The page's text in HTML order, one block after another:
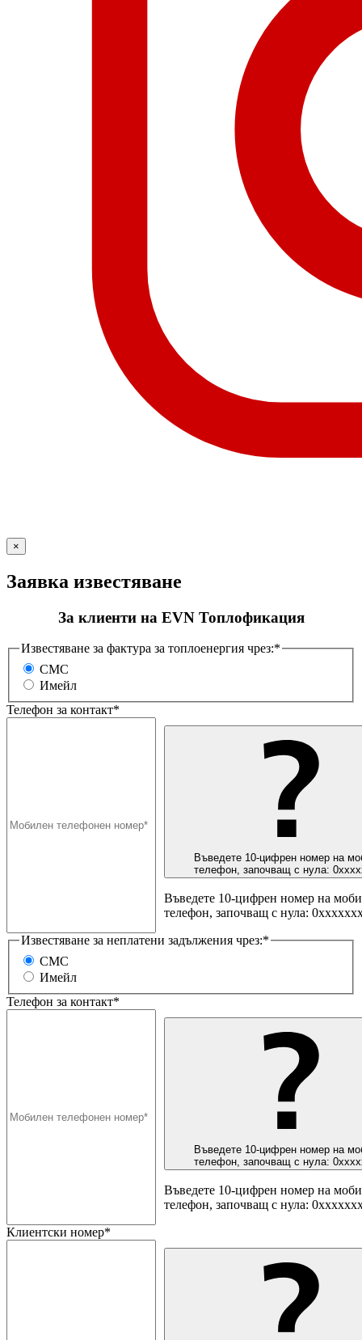
×
Заявка известяване
За клиенти на EVN Топлофикация
Известяване за фактура за топлоенергия чрез:*
СМС
Имейл
Телефон за контакт*
Въведете 10-цифрен номер на
телефон, започващ с нула:
Въведете 10-цифрен номер на
телефон, започващ с нула:
Известяване за неплатени задължения чрез:*
СМС
Имейл
Телефон за контакт*
Въведете 10-цифрен номер на
телефон, започващ с нула:
Въведете 10-цифрен номер на
телефон, започващ с нула:
Клиентски номер*